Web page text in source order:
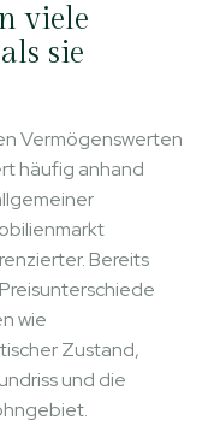
viele
sie
Vermögenswerten
häufig anhand
Bereits
wie
Zustand,
und die